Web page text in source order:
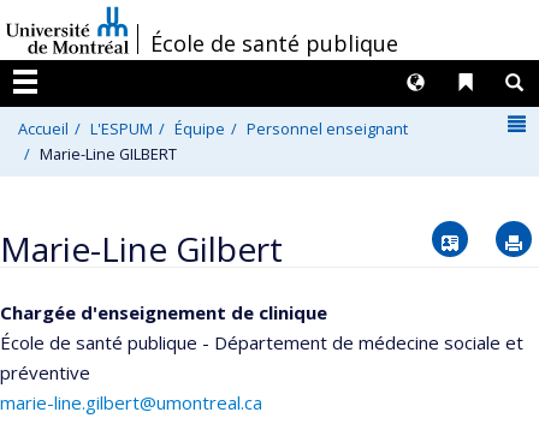
au
contenu
/École de santé publique
Menu
Liens
Langues
Accueil L'ESPUM Équipe
Personnel enseignant
Marie-Line GILBERT
Marie-Line Gilbert Vcard
Chargée d'enseignement de clinique
École de santé publique - Département de médecine sociale et
préventive
marie-line.gilbert@umontreal.ca